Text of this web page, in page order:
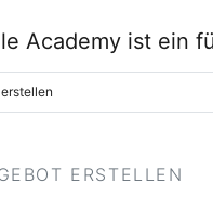
ERSTELLEN